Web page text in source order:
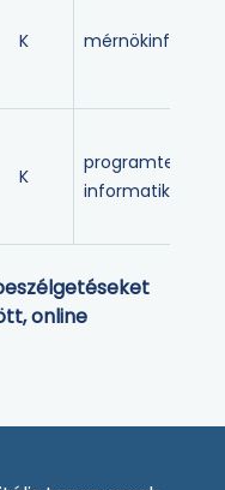
K
K
programtervező
informatikus
online